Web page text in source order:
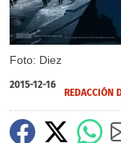
Foto: Diez
2015-12-16
REDACCIÓN